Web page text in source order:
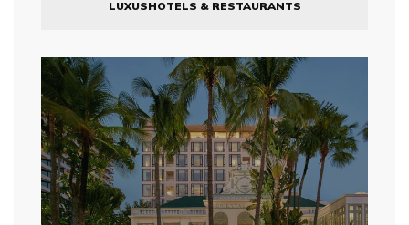
LUXUSHOTELS & RESTAURANTS